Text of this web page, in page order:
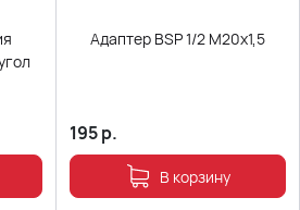
Адаптер BSP 1/2 М20х1,5
195р.
В корзину